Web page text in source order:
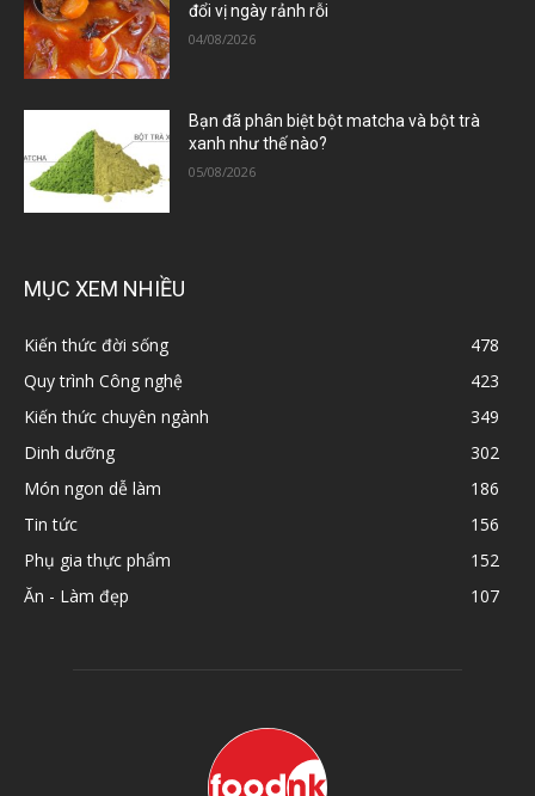
đổi vị ngày rảnh rỗi
04/08/2026
Bạn đã phân biệt bột matcha và bột trà
xanh như thế nào?
05/08/2026
MỤC XEM NHIỀU
Kiến thức đời sống
478
Quy trình Công nghệ
423
Kiến thức chuyên ngành
349
Dinh dưỡng
302
Món ngon dễ làm
186
Tin tức
156
Phụ gia thực phẩm
152
Ăn - Làm đẹp
107